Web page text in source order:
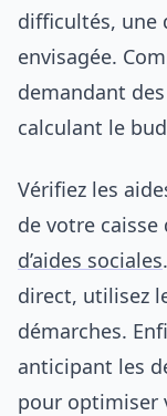
difficultés, une
envisagée.
demandant
calculant le
Vérifiez les
de votre
d’aides sociales
direct, utilisez
démarches.
anticipant les
pour optimiser